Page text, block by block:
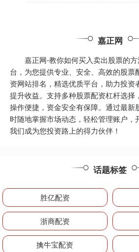
嘉正网
嘉正网-教你如何买入卖出股票的
台，为您提供专业、安全、高效的股票
资网站排名，精选优质平台，助力投资
提升收益。支持多种股票配资杠杆选择
操作便捷，资金安全有保障。通过最新
时随地掌握市场动态，轻松管理账户，
我们成为您投资路上的得力伙伴！
话题标签
胜亿配资
浙商配资
擒牛宝配资